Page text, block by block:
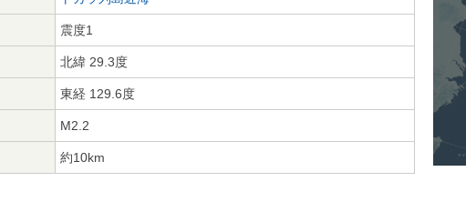
震度1
北緯 29.3度
東経 129.6度
M2.2
約10km